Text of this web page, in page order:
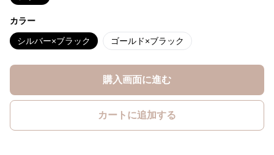
カラー
シルバー×ブラック ゴールド×ブラック
購入画面に進む
カートに追加する